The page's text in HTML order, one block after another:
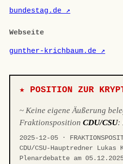
bundestag.de ↗
Webseite
gunther-krichbaum.de ↗
★ POSITION ZUR
~ Keine eigene Äußerung
FraktionspositionCDU/CSU:
2025-12-05 ·
CDU/CSU-Hauptredner
Plenardebatte am